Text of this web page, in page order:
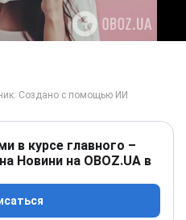
в курсе главного –
Новини на OBOZ.UA в